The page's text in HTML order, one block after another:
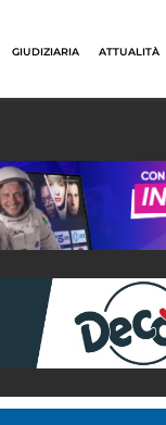
GIUDIZIARIA ATTUALITÀ